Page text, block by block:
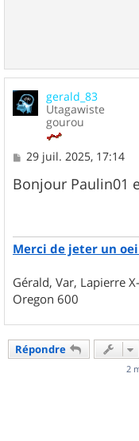
gerald_83
Utagawiste
gourou
M
s
s
29 juil. 2025, 17:14
Bonjour Paulin01
Merci de jeter un
Gérald, Var, Lapierre
Oregon 600
Répondre
2